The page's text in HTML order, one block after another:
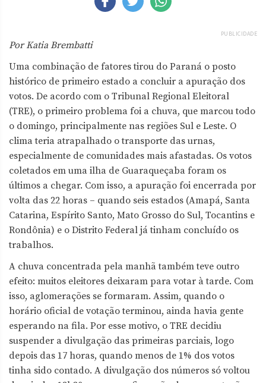
PUBLICIDADE
Por Katia Brembatti
Uma combinação de fatores tirou do Paraná o posto
histórico de primeiro estado a concluir a apuração dos
votos. De acordo com o Tribunal Regional Eleitoral
(TRE), o primeiro problema foi a chuva, que marcou todo
o domingo, principalmente nas regiões Sul e Leste. O
clima teria atrapalhado o transporte das urnas,
especialmente de comunidades mais afastadas. Os votos
coletados em uma ilha de Guaraqueçaba foram os
últimos a chegar. Com isso, a apuração foi encerrada por
volta das 22 horas – quando seis estados (Amapá, Santa
Catarina, Espírito Santo, Mato Grosso do Sul, Tocantins e
Rondônia) e o Distrito Federal já tinham concluído os
trabalhos.
A chuva concentrada pela manhã também teve outro
efeito: muitos eleitores deixaram para votar à tarde. Com
isso, aglomerações se formaram. Assim, quando o
horário oficial de votação terminou, ainda havia gente
esperando na fila. Por esse motivo, o TRE decidiu
suspender a divulgação das primeiras parciais, logo
depois das 17 horas, quando menos de 1% dos votos
tinha sido contado. A divulgação dos números só voltou